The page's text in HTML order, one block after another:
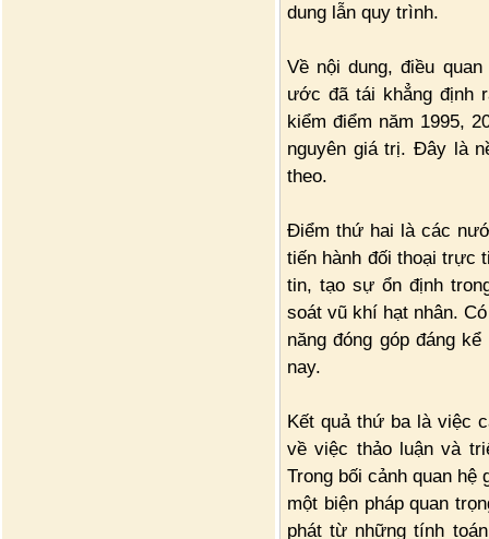
dung lẫn quy trình.
Về nội dung, điều
ước đã tái khẳng định
kiểm điểm năm 1995,
nguyên giá trị. Đây là
theo.
Điểm thứ hai là các
tiến hành đối thoại trực
tin, tạo sự ổn định
soát vũ khí hạt nhân.
năng đóng góp đáng
nay.
Kết quả thứ ba là việc
về việc thảo luận và
Trong bối cảnh quan
một biện pháp quan
phát từ những tính